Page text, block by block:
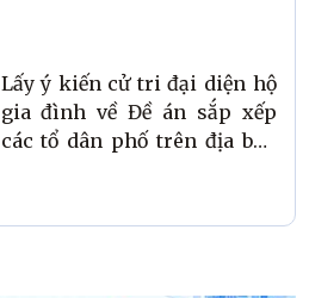
Tĩnh
Lấy ý kiến cử tri đại diện hộ
gia đình về Đề án sắp xếp
các tổ dân phố trên địa bàn